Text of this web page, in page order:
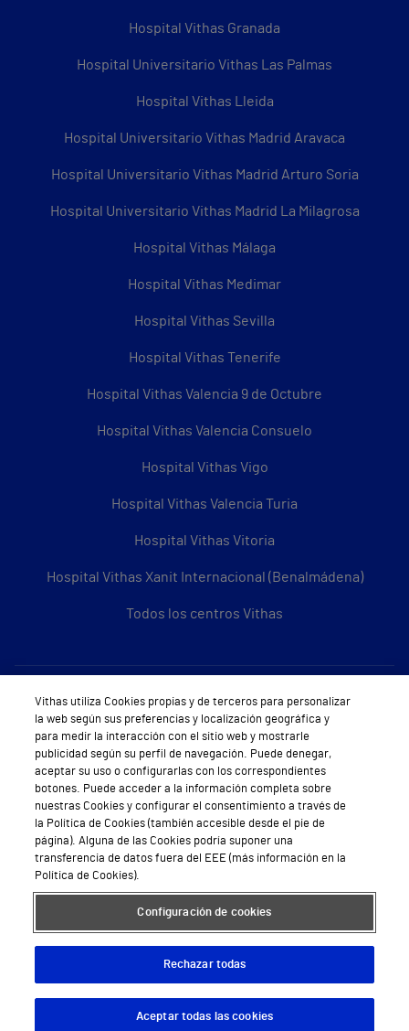
Hospital Vithas Granada
Hospital Universitario Vithas Las Palmas
Hospital Vithas Lleida
Hospital Universitario Vithas Madrid Aravaca
Hospital Universitario Vithas Madrid Arturo Soria
Hospital Universitario Vithas Madrid La Milagrosa
Hospital Vithas Málaga
Hospital Vithas Medimar
Hospital Vithas Sevilla
Hospital Vithas Tenerife
Hospital Vithas Valencia 9 de Octubre
Hospital Vithas Valencia Consuelo
Hospital Vithas Vigo
Hospital Vithas Valencia Turia
Hospital Vithas Vitoria
Hospital Vithas Xanit Internacional (Benalmádena)
Todos los centros Vithas
Sobre Vithas
Quiénes somos
Trabajar en Vithas
Teléfono Cita Médica
Teléfono Atención al Cliente
Política de seguridad y salud en el trabajo
Conoce a Supervita
Aviso Legal Política de cookies Política de privacidad Mapa web Protección de datos
Descargar App
Vithas utiliza Cookies propias y de terceros para personalizar
la web según sus preferencias y localización geográfica y
para medir la interacción con el sitio web y mostrarle
publicidad según su perfil de navegación. Puede denegar,
aceptar su uso o configurarlas con los correspondientes
botones. Puede acceder a la información completa sobre
nuestras Cookies y configurar el consentimiento a través de
la Política de Cookies (también accesible desde el pie de
página). Alguna de las Cookies podría suponer una
transferencia de datos fuera del EEE (más información en la
Política de Cookies).
Configuración de cookies
Rechazar todas
Aceptar todas las cookies